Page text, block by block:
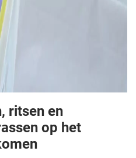
ritsen en
op het